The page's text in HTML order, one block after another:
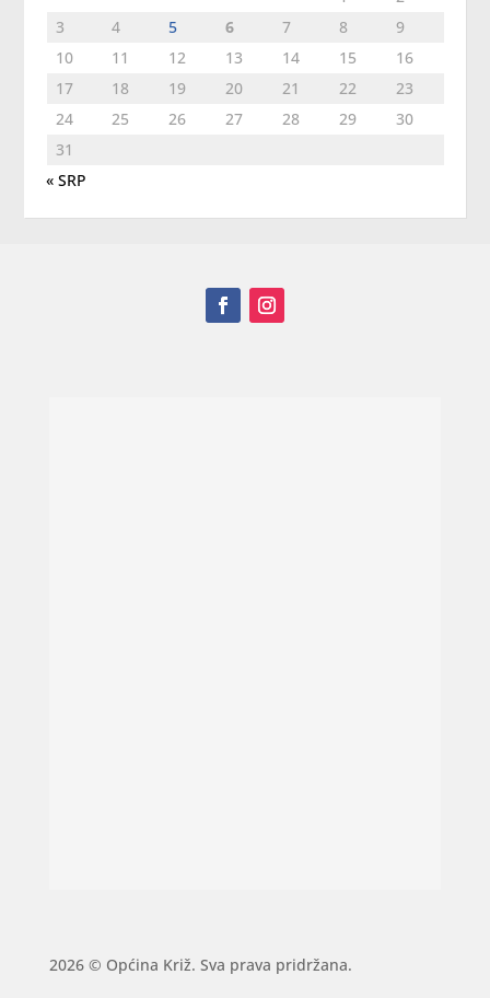
3
4 5 6 7 8
9
10
11 12 13 14 15
16
17
18 19 20 21 22
23
24
25 26 27 28 29
30
31
« SRP
2026 © Općina Križ. Sva prava pridržana.